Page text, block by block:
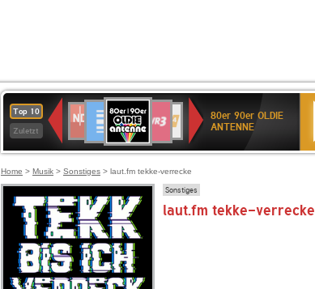
Top 10
Zuletzt
Deutschlandfunk
80er
90er
OLDIE
ANTENNE
SWR3
SWR
Kultur
NDR
2
80er 90er OLDIE
ANTENNE
Home > Musik > Sonstiges > laut.fm tekke-verrecke
Sonstiges
laut.fm tekke-verrecke